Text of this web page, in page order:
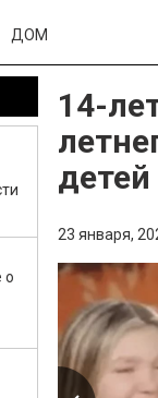
ДОМ
14-
детей
23 января,
о